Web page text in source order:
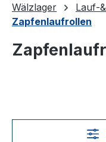
Wälzlager
Lauf-
Zapfenlaufrollen